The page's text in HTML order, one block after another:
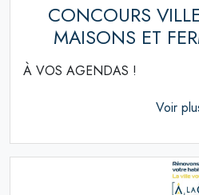
CONCOURS
MAISONS ET
À VOS AGENDAS !
Voir